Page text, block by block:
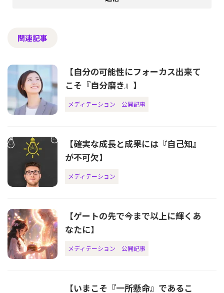
関連記事
【自分の可能性にフォーカス出来て
こそ『自分磨き』】
メディテーション 公開記事
【確実な成長と成果には『自己知』
が不可欠】
メディテーション
【ゲートの先で今まで以上に輝くあ
なたに】
メディテーション 公開記事
【いまこそ『一所懸命』であるこ